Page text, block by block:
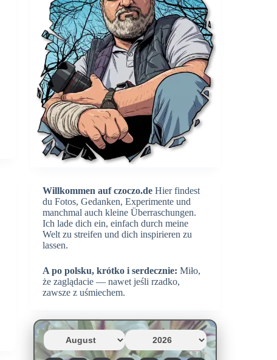
Willkommen auf czoczo.de Hier findest
du Fotos, Gedanken, Experimente und
manchmal auch kleine Überraschungen.
Ich lade dich ein, einfach durch meine
Welt zu streifen und dich inspirieren zu
lassen.
A po polsku, krótko i serdecznie: Miło,
że zaglądacie — nawet jeśli rzadko,
zawsze z uśmiechem.